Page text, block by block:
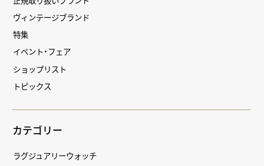
ヴィンテージブランド
特集
イベント・フェア
ショップリスト
トピックス
カテゴリー
ラグジュアリーウォッチ